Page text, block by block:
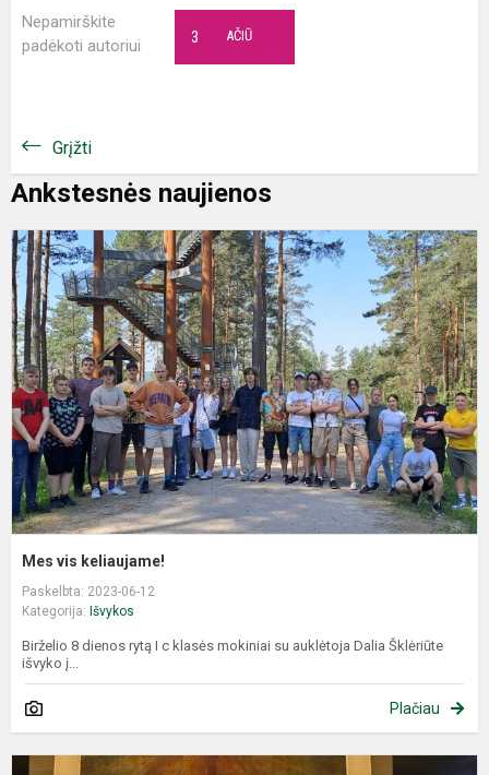
Nepamirškite
padėkoti autoriui
AČIŪ
3
Grįžti
Ankstesnės naujienos
Mes vis keliaujame!
Paskelbta: 2023-06-12
Kategorija: Išvykos
Birželio 8 dienos rytą I c klasės mokiniai su auklėtoja Dalia Šklėriūte
išvyko į...
Plačiau